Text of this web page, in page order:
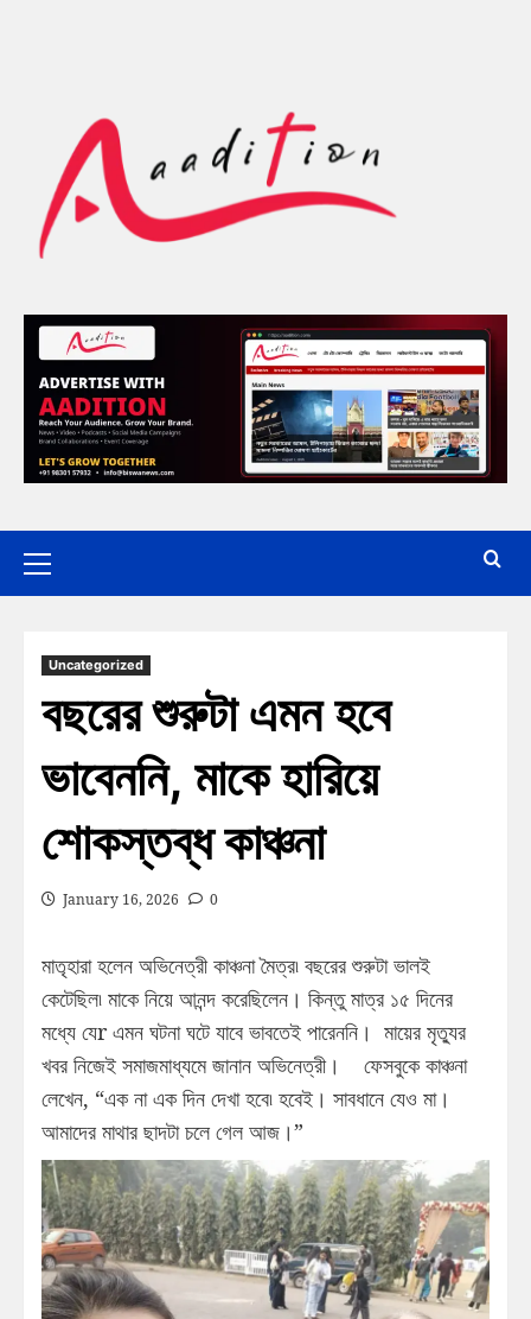
Uncategorized
বছরের শুরুটা এমন হবে
ভাবেননি, মাকে হারিয়ে
শোকস্তব্ধ কাঞ্চনা
January 16, 2026 0
মাতৃহারা হলেন অভিনেত্রী কাঞ্চনা মৈত্র৷ বছরের শুরুটা ভালই
কেটেছিল৷ মাকে নিয়ে আনন্দ করেছিলেন। কিন্তু মাত্র ১৫ দিনের
মধ্যে যেr এমন ঘটনা ঘটে যাবে ভাবতেই পারেননি। মায়ের মৃত্যুর
খবর নিজেই সমাজমাধ্যমে জানান অভিনেত্রী। ফেসবুকে কাঞ্চনা
লেখেন, “এক না এক দিন দেখা হবে৷ হবেই। সাবধানে যেও মা।
আমাদের মাথার ছাদটা চলে গেল আজ।”